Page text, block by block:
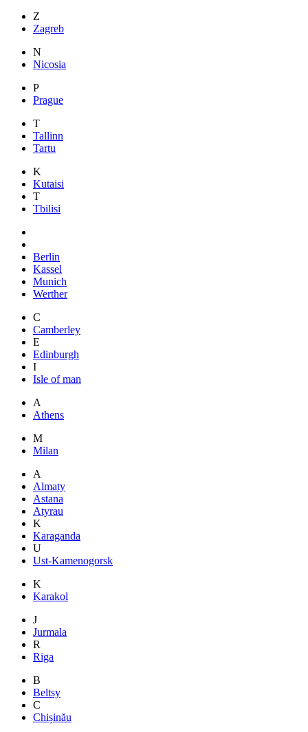
Z
Zagreb
N
Nicosia
P
Prague
T
Tallinn
Tartu
K
Kutaisi
T
Tbilisi
Berlin
Kassel
Munich
Werther
C
Camberley
E
Edinburgh
I
Isle of man
A
Athens
M
Milan
A
Almaty
Astana
Atyrau
K
Karaganda
U
Ust-Kamenogorsk
K
Karakol
J
Jurmala
R
Riga
B
Beltsy
C
Chișinău